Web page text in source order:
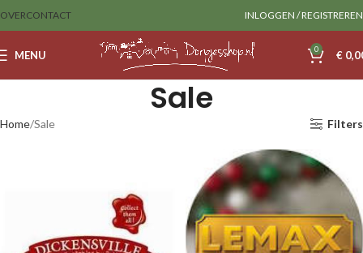
OVERCONTACT INLOGGEN / REGISTREREN
MENU 0 €
Sale
Home Sale Filters